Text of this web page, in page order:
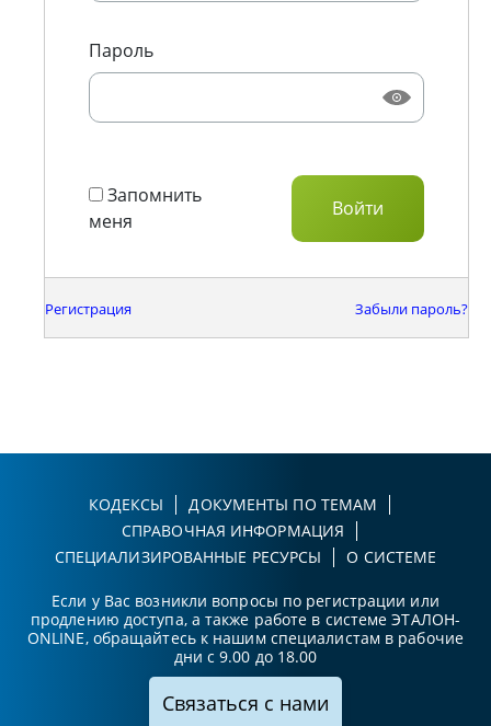
Пароль
Запомнить
меня
Регистрация Забыли пароль?
КОДЕКСЫ
ДОКУМЕНТЫ ПО ТЕМАМ
СПРАВОЧНАЯ ИНФОРМАЦИЯ
СПЕЦИАЛИЗИРОВАННЫЕ РЕСУРСЫ
О СИСТЕМЕ
Если у Вас возникли вопросы по регистрации или
продлению доступа, а также работе в системе ЭТАЛОН-
ONLINE, обращайтесь к нашим специалистам в рабочие
дни с 9.00 до 18.00
Связаться с нами